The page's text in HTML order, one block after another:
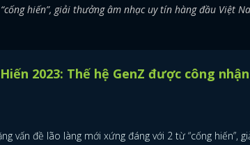
hiến”, giải thưởng âm nhạc uy tín hàng đầu Việt
2023: Thế hệ GenZ được công nhận
vấn đề lão làng mới xứng đáng với 2 từ “cống hiến”,